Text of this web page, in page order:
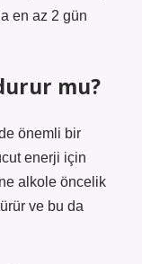
en az 2 gün
mu?
önemli bir
enerji için
alkole öncelik
ve bu da